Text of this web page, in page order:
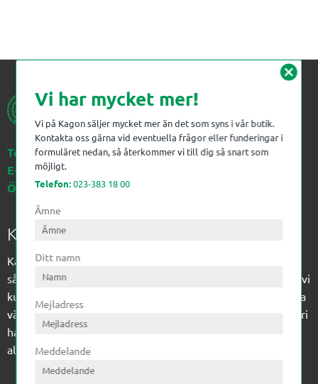
Telefon:023-383 18 00
E-post:kagon@kagon.se
Öppettider:Måndag-Fredag, 07-16
Kagon AB
Kagon har sedan 1972 levererat kompetens till
sågverksindustrin och övrig industri. Till träindustrin tillför vi
kunskap med optimeringslösningar från timmerplanen hela
vägen fram till paketering/emballering och till övrig industri
har vi ett komplement sortiment av teknikprodukter med
allt ifrån slangtillverkning till transmission och lager.
cancel
Vi har mycket mer!
Vi på Kagon säljer mycket mer än det som syns i vår butik.
Kontakta oss gärna vid eventuella frågor eller funderingar i
formuläret nedan, så återkommer vi till dig så snart som
möjligt.
Telefon:023-383 18 00
Ämne
Ditt namn
Mejladress
Meddelande